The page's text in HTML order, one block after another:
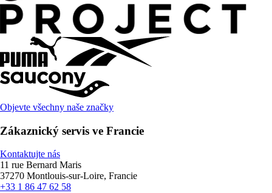
Objevte všechny naše značky
Zákaznický servis ve Francie
Kontaktujte nás
11 rue Bernard Maris
37270 Montlouis-sur-Loire, Francie
+33 1 86 47 62 58